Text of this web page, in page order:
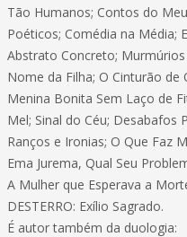
Tão Humanos; Contos do
Poéticos; Comédia na Média;
Abstrato Concreto;
Nome da Filha; O Cinturão de
Menina Bonita Sem Laço de
Mel; Sinal do Céu; Desabafos
Ranços e Ironias; O Que Faz
Ema Jurema, Qual Seu
A Mulher que Esperava a
DESTERRO: Exílio Sagrado.
É autor também da duologia: